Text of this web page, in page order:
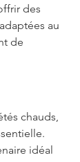
des
au
de
chauds,
idéal